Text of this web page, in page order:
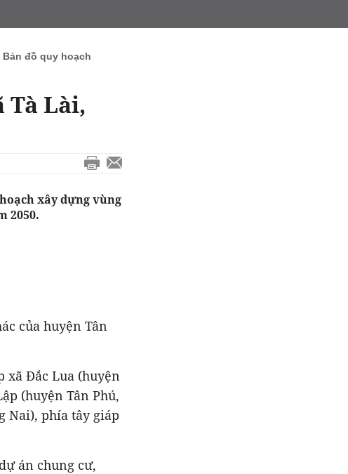
Bản đồ quy hoạch
Tà Lài,
xây dựng vùng
2050.
của huyện Tân
xã Đắc Lua (huyện
(huyện Tân Phú,
Nai), phía tây giáp
án chung cư,